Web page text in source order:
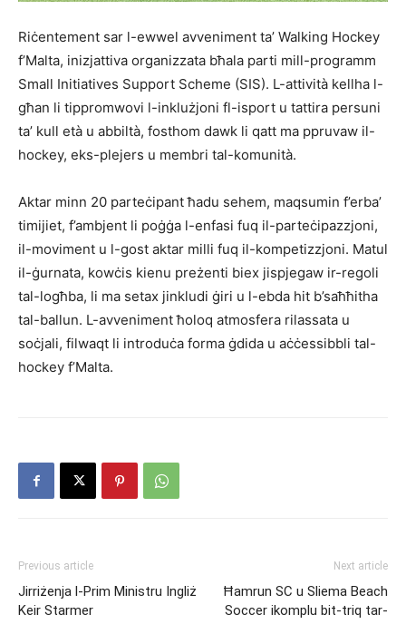
Riċentement sar l-ewwel avveniment ta’ Walking Hockey
f’Malta, inizjattiva organizzata bħala parti mill-programm
Small Initiatives Support Scheme (SIS). L-attività kellha l-
għan li tippromwovi l-inklużjoni fl-isport u tattira persuni
ta’ kull età u abbiltà, fosthom dawk li qatt ma ppruvaw il-
hockey, eks-plejers u membri tal-komunità.
Aktar minn 20 parteċipant ħadu sehem, maqsumin f’erba’
timijiet, f’ambjent li poġġa l-enfasi fuq il-parteċipazzjoni,
il-moviment u l-gost aktar milli fuq il-kompetizzjoni. Matul
il-ġurnata, kowċis kienu preżenti biex jispjegaw ir-regoli
tal-logħba, li ma setax jinkludi ġiri u l-ebda hit b’saħħitha
tal-ballun. L-avveniment ħoloq atmosfera rilassata u
soċjali, filwaqt li introduċa forma ġdida u aċċessibbli tal-
hockey f’Malta.
Previous article
Jirriżenja l-Prim Ministru Ingliż
Keir Starmer
Next article
Ħamrun SC u Sliema Beach
Soccer ikomplu bit-triq tar-